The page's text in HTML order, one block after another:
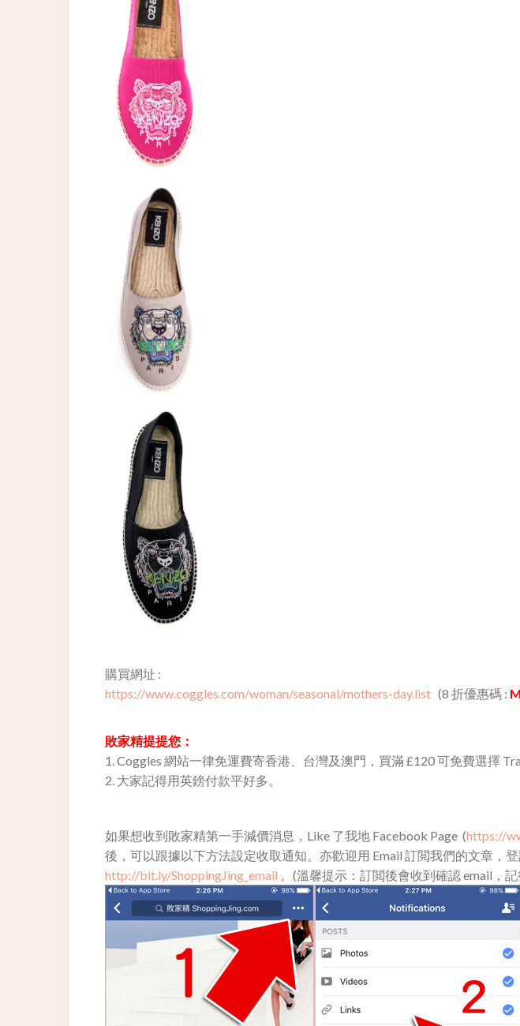
購買網址 :
https://www.coggles.com/woman/seasonal/mothers-day.list (8 折優惠碼 :
敗家精提提您：
1. Coggles 網站一律免運費寄香港、台灣及澳門，買滿 £120 可免費選擇
2. 大家記得用英鎊付款平好多。
如果想收到敗家精第一手減價消息，Like 了我地 Facebook Page (https://
後，可以跟據以下方法設定收取通知。亦歡迎用 Email 訂閲我們的文章，登
http://bit.ly/ShoppingJing_email 。(溫馨提示：訂閲後會收到確認 email，